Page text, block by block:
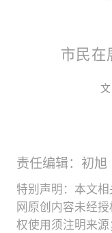
市民在
责任编辑：初旭
特别声明：本文
网原创内容未经
权使用须注明来